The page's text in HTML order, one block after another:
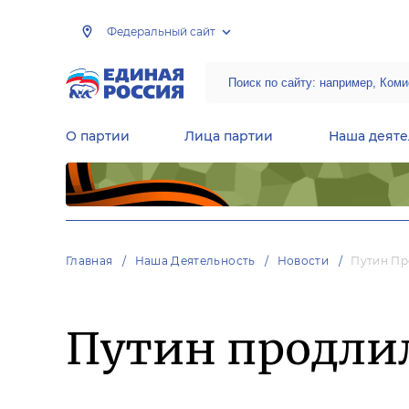
Федеральный сайт
О партии Лица партии Наша
Главная Наша Деятельность Новости Путин
Путин